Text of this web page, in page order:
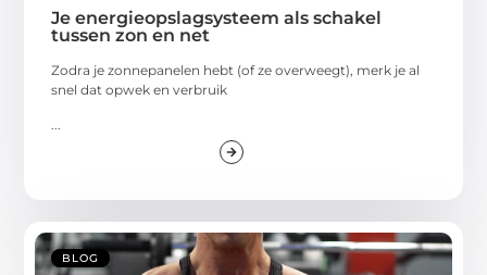
Je energieopslagsysteem als schakel
tussen zon en net
Zodra je zonnepanelen hebt (of ze overweegt), merk je al
snel dat opwek en verbruik
...
BLOG